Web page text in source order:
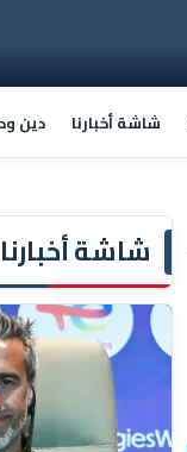
شاشة أخبارنا دين
شاشة أخبارنا